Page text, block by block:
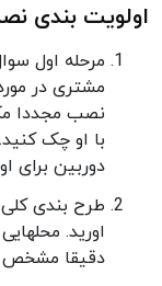
اولویت بندی
مرحله اول
مشتری در
نصب مجددا
با او چک
دوربین برای
طرح بندی
اورید.
دقیقا مشخص